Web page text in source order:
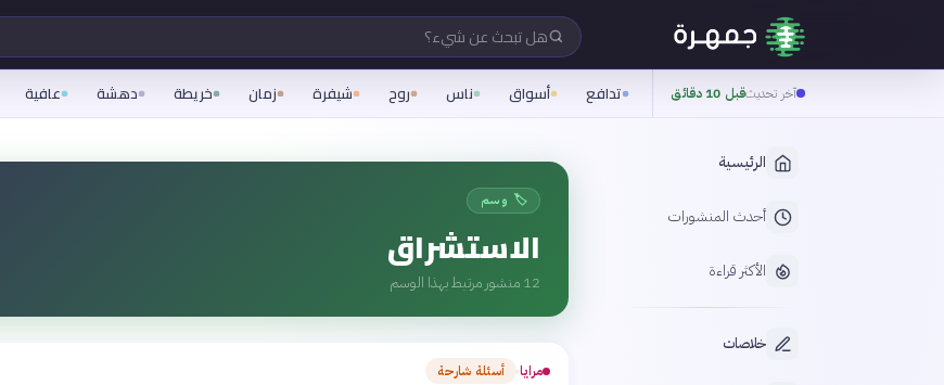
هل تبحث عن شيء؟
آخر تحديثقبل 10 دقائق تدافع أسواق ناس روح شيفرة زمان خريطة دهشة عافية
الرئيسية
أحدث المنشورات
الأكثر قراءة
خلاصات
🏷️ وسم
الاستشراق
12 منشور مرتبط بهذا الوسم
مرايا› أسئلة شارحة